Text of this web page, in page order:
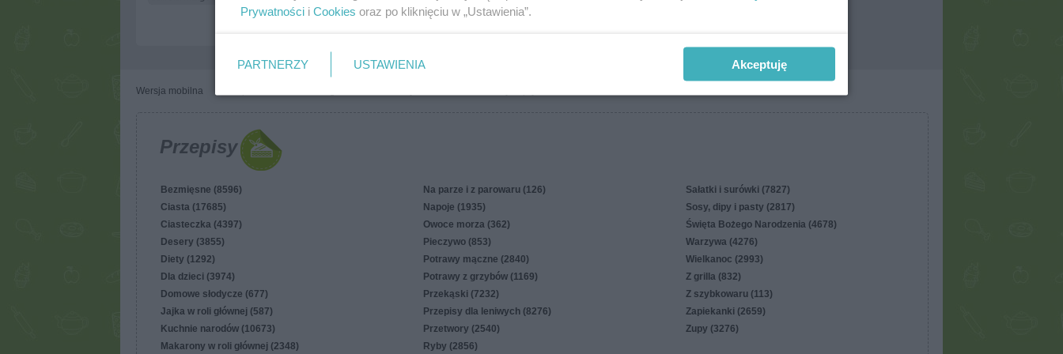
Wersja mobilna
Przepisy
Bezmięsne (8596)
Ciasta (17685)
Ciasteczka (4397)
Desery (3855)
Diety (1292)
Dla dzieci (3974)
Domowe słodycze (677)
Jajka w roli głównej (587)
Kuchnie narodów (10673)
Makarony w roli głównej (2348)
Na parze i z parowaru (126)
Napoje (1935)
Owoce morza (362)
Pieczywo (853)
Potrawy mączne (2840)
Potrawy z grzybów (1169)
Przekąski (7232)
Przepisy dla leniwych (8276)
Przetwory (2540)
Ryby (2856)
Sałatki i surówki (7827)
Sosy, dipy i pasty (2817)
Święta Bożego Narodzenia (4678)
Warzywa (4276)
Wielkanoc (2993)
Z grilla (832)
Z szybkowaru (113)
Zapiekanki (2659)
Zupy (3276)
Prywatności i Cookies oraz po kliknięciu w „Ustawienia”.
PARTNERZY USTAWIENIA Akceptuję